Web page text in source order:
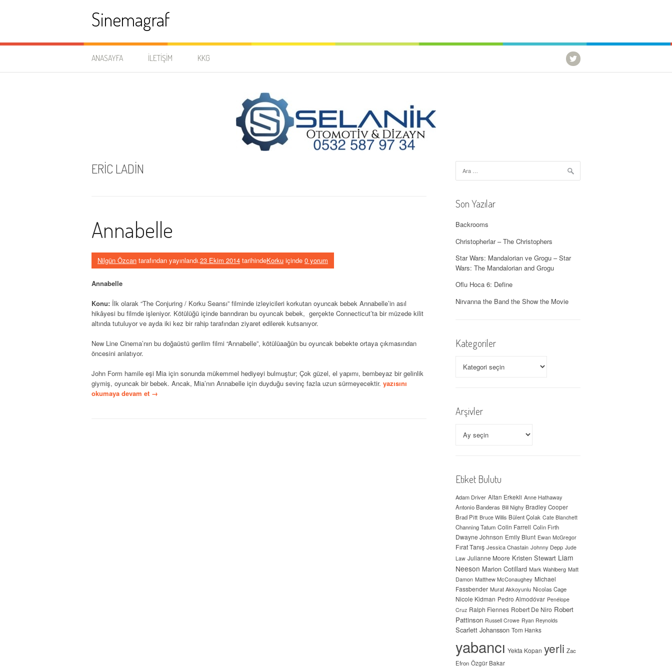
Sinemagraf
ANASAYFA İLETIŞIM KKG
ERIC LADIN
Annabelle
Nilgün Özcan tarafından yayınlandı.23 Ekim 2014 tarihindeKorku içinde 0 yorum
Annabelle
Konu: İlk olarak “The Conjuring / Korku Seansı” filminde izleyicileri korkutan oyuncak bebek Annabelle’in asıl
hikâyesi bu filmde işleniyor. Kötülüğü içinde barındıran bu oyuncak bebek, gerçekte Connecticut’ta bir müzede kilit
altında tutuluyor ve ayda iki kez bir rahip tarafından ziyaret edilerek kutsanıyor.
New Line Cinema’nın bu doğaüstü gerilim filmi “Annabelle”, kötülüaağün bu oyuncak bebekte ortaya çıkmasından
öncesini anlatıyor.
John Form hamile eşi Mia için sonunda mükemmel hediyeyi bulmuştur; Çok güzel, el yapımı, bembeyaz bir gelinlik
giymiş, oyuncak bir bebek. Ancak, Mia’nın Annabelle için duyduğu sevinç fazla uzun sürmeyecektir. “
yazısını
okumaya devam et →
Son Yazılar
Backrooms
Christopherlar – The Christophers
Star Wars: Mandalorian ve Grogu – Star
Wars: The Mandalorian and Grogu
Oflu Hoca 6: Define
Nirvanna the Band the Show the Movie
Kategoriler
Arşivler
Etiket Bulutu
Adam Driver Altan Erkekli Anne Hathaway
Antonio Banderas Bill Nighy Bradley Cooper
Brad Pitt Bruce Willis Bülent Çolak Cate Blanchett
Channing Tatum Colin Farrell Colin Firth
Dwayne Johnson Emily Blunt Ewan McGregor
Fırat Tanış Jessica Chastain Johnny Depp Jude
Law Julianne Moore Kristen Stewart Liam
Neeson Marion Cotillard Mark Wahlberg Matt
Damon Matthew McConaughey Michael
Fassbender Murat Akkoyunlu Nicolas Cage
Nicole Kidman Pedro Almodóvar Penélope
Cruz Ralph Fiennes Robert De Niro Robert
Pattinson Russell Crowe Ryan Reynolds
Scarlett Johansson Tom Hanks
yabancı Yekta Kopan yerli Zac
Efron Özgür Bakar